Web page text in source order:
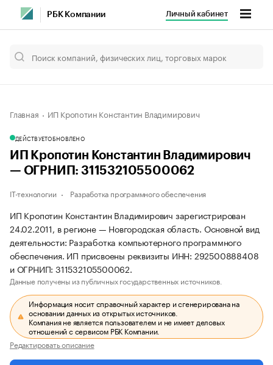
РБК Компании Личный кабинет
Главная ИП Кропотин Константин Владимирович
ДЕЙСТВУЕТОБНОВЛЕНО
ИП Кропотин Константин Владимирович
— ОГРНИП: 311532105500062
IT-технологии Разработка программного обеспечения
ИП Кропотин Константин Владимирович зарегистрирован
24.02.2011, в регионе — Новгородская область. Основной вид
деятельности: Разработка компьютерного программного
обеспечения. ИП присвоены реквизиты ИНН: 292500888408
и ОГРНИП: 311532105500062.
Данные получены из публичных государственных источников.
Информация носит справочный характер и сгенерирована на
основании данных из открытых источников.
Компания не является пользователем и не имеет деловых
отношений с сервисом РБК Компании.
Редактировать описание